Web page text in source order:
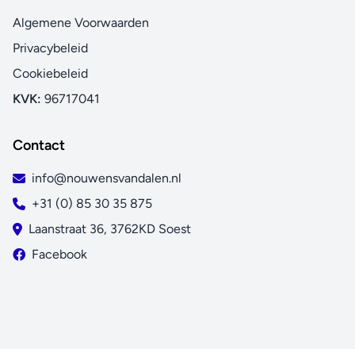
Algemene Voorwaarden
Privacybeleid
Cookiebeleid
KVK: 96717041
Contact
info@nouwensvandalen.nl
+31 (0) 85 30 35 875
Laanstraat 36, 3762KD Soest
Facebook